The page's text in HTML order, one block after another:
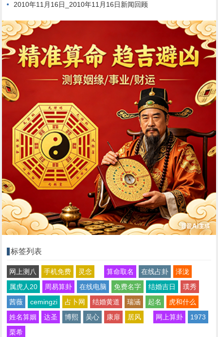
2010年11月16日_2010年11月16日新闻回顾
标签列表
网上测八 手机免费 灵念 算命取名 在线占卦
泽泷
属虎人20
周易算卦 在线电脑 免费名字 结婚吉日
璞秀
茜薇
cemingzi 占卜网 结婚黄道 瑞涵 起名
虎和什么
姓名算姻
达圣 博熙 吴心 康扉 居风 网上算卦
1973
栗希